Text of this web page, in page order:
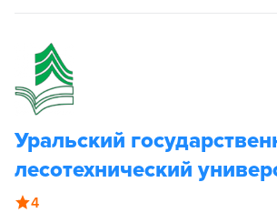
Уральский
лесотехнический
4